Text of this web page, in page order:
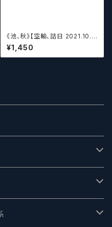
《池、秋》【空輸、詰日 2021.10.2
6】ディフィニティブ エルスウェア
/ Definitive Elsewhere
¥1,450
イング